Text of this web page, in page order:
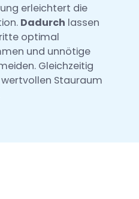
erleichtert die
Dadurch lassen
optimal
und unnötige
Gleichzeitig
Stauraum